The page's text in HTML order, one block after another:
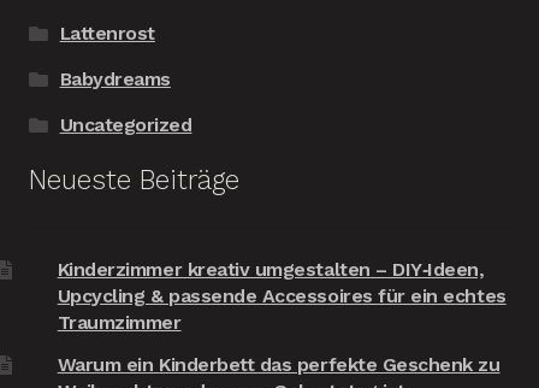
Lattenrost
Babydreams
Uncategorized
Neueste Beiträge
Kinderzimmer kreativ umgestalten – DIY‑Ideen,
Upcycling & passende Accessoires für ein echtes
Traumzimmer
Warum ein Kinderbett das perfekte Geschenk zu